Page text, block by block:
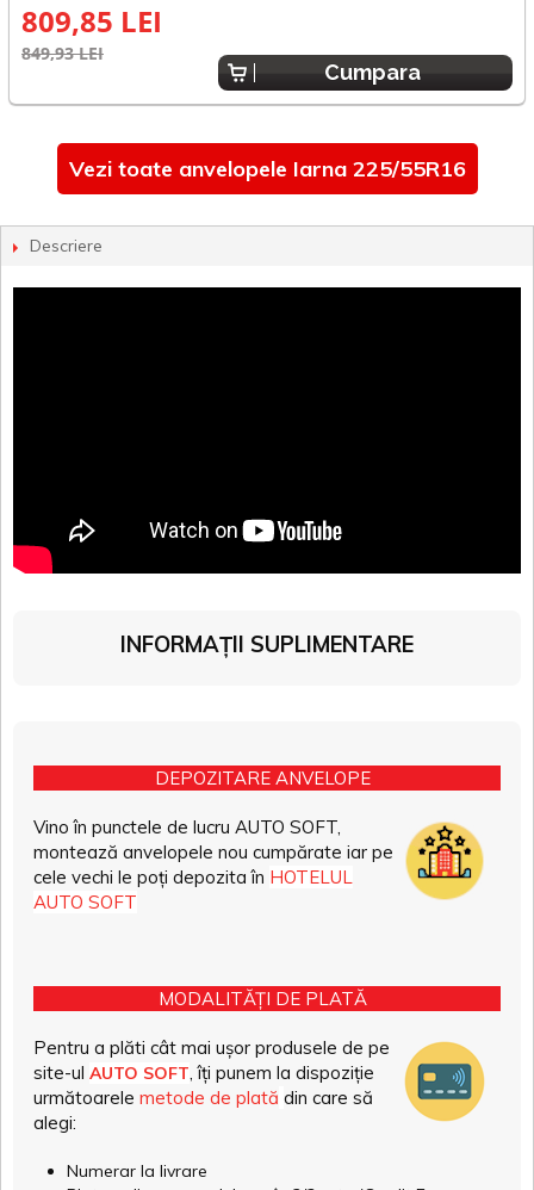
809,85 LEI
849,93 LEI
Cumpara
Vezi toate anvelopele Iarna 225/55R16
Descriere
INFORMAȚII SUPLIMENTARE
DEPOZITARE ANVELOPE
Vino în punctele de lucru AUTO SOFT,
montează anvelopele nou cumpărate iar pe
cele vechi le poți depozita în HOTELUL
AUTO SOFT
MODALITĂȚI DE PLATĂ
Pentru a plăti cât mai ușor produsele de pe
site-ul AUTO SOFT , îți punem la dispoziție
următoarele metode de plată din care să
alegi:
Numerar la livrare